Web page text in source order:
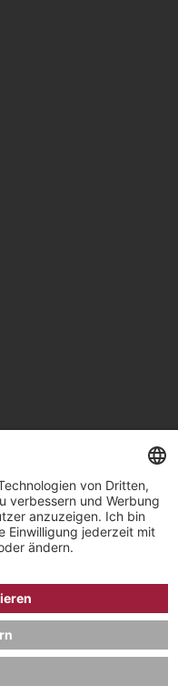
/ Watchandco GmbH
EINSTELLUNGEN